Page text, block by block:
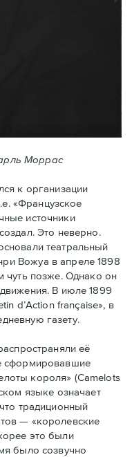
Моррас
к организации
«Французское
источники
Это неверно.
театральный
Вожуа в апреле 1898
чуть позже. Однако он
В июле 1899
d’Action française», в
газету.
её
сформировавшие
короля» (Camelots
языке означает
традиционный
— «королевские
это были
было созвучно